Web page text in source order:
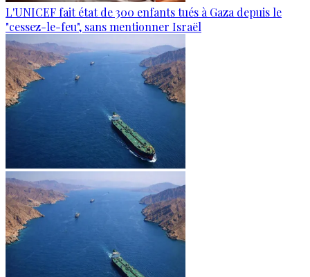
L'UNICEF fait état de 300 enfants tués à Gaza depuis le
"cessez-le-feu", sans mentionner Israël